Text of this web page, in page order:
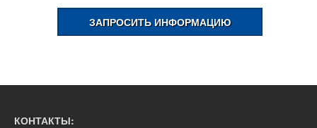
ЗАПРОСИТЬ ИНФОРМАЦИЮ
КОНТАКТЫ: